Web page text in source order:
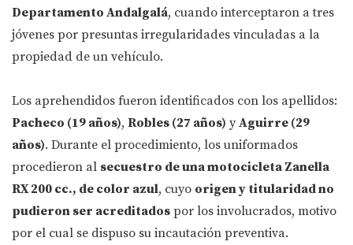
Departamento Andalgalá, cuando interceptaron a tres
jóvenes por presuntas irregularidades vinculadas a la
propiedad de un vehículo.
Los aprehendidos fueron identificados con los apellidos:
Pacheco (19 años), Robles (27 años) yAguirre (29
años). Durante el procedimiento, los uniformados
procedieron al secuestro de una motocicleta Zanella
RX 200 cc., de color azul, cuyo origen y titularidad no
pudieron ser acreditados por los involucrados, motivo
por el cual se dispuso su incautación preventiva.